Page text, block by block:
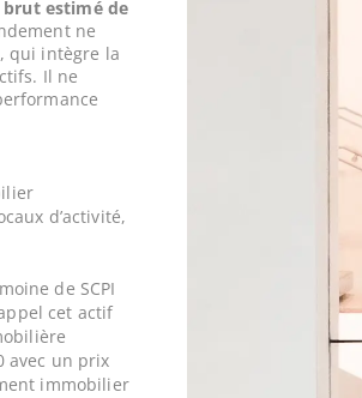
estimé de
ne
, qui intègre la
Il ne
d’activité,
de SCPI
cet actif
avec un prix
immobilier